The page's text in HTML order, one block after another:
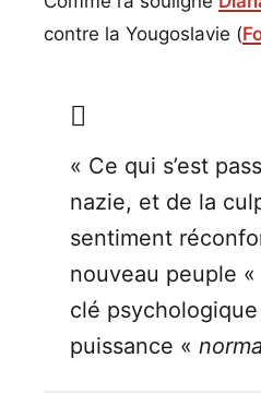
contre la Yougoslavie (
« Ce qui s’est
nazie, et de la
sentiment
nouveau peuple «
clé
puissance «